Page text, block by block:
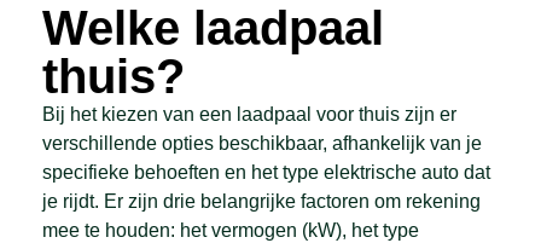
Welke laadpaal
thuis?
Bij het kiezen van een laadpaal voor thuis zijn er
verschillende opties beschikbaar, afhankelijk van je
specifieke behoeften en het type elektrische auto dat
je rijdt. Er zijn drie belangrijke factoren om rekening
mee te houden: het vermogen (kW), het type